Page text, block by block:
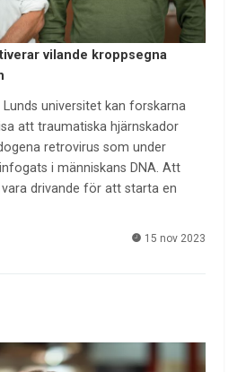
vilande kroppsegna
Lunds universitet kan forskarna
att traumatiska hjärnskador
retrovirus som under
i människans DNA. Att
drivande för att starta en
15 nov 2023